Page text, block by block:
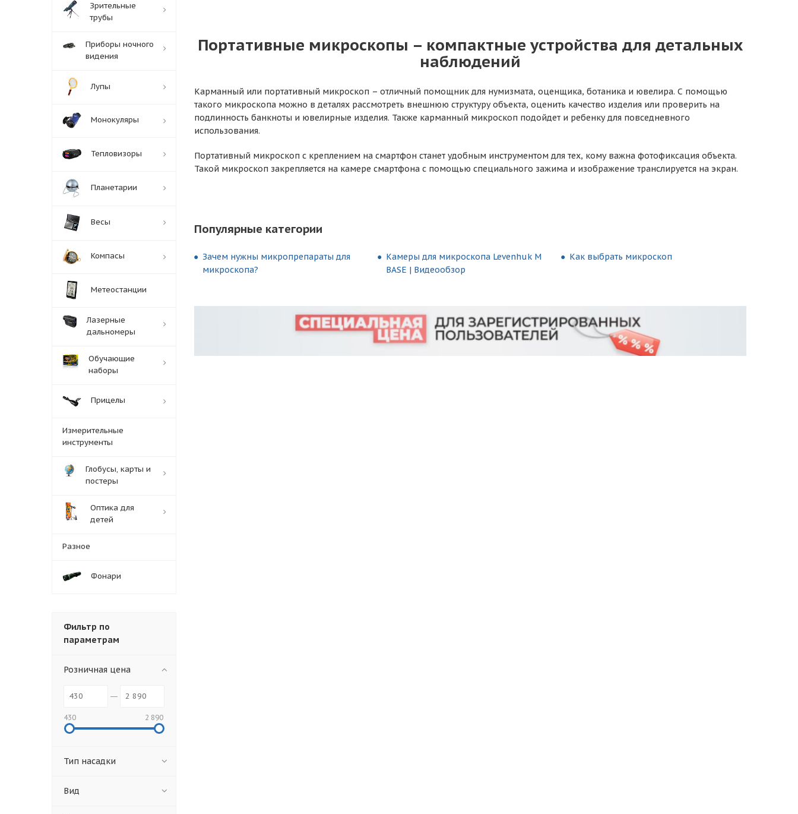
Портативные микроскопы – компактные устройства для детальных
наблюдений
Карманный или портативный микроскоп – отличный помощник для нумизмата, оценщика, ботаника и ювелира. С помощью
такого микроскопа можно в деталях рассмотреть внешнюю структуру объекта, оценить качество изделия или проверить на
подлинность банкноты и ювелирные изделия. Также карманный микроскоп подойдет и ребенку для повседневного
использования.
Портативный микроскоп с креплением на смартфон станет удобным инструментом для тех, кому важна фотофиксация объекта.
Такой микроскоп закрепляется на камере смартфона с помощью специального зажима и изображение транслируется на экран.
Популярные категории
Зачем нужны микропрепараты для
микроскопа?
Камеры для микроскопа Levenhuk M
BASE | Видеообзор
Как выбрать микроскоп
Зрительные
трубы
Приборы ночного
видения
Лупы
Монокуляры
Тепловизоры
Планетарии
Весы
Компасы
Метеостанции
Лазерные
дальномеры
Обучающие
наборы
Прицелы
Измерительные
инструменты
Глобусы, карты и
постеры
Оптика для
детей
Разное
Фонари
Фильтр по
параметрам
Розничная цена
430 2 890
Тип насадки
Вид